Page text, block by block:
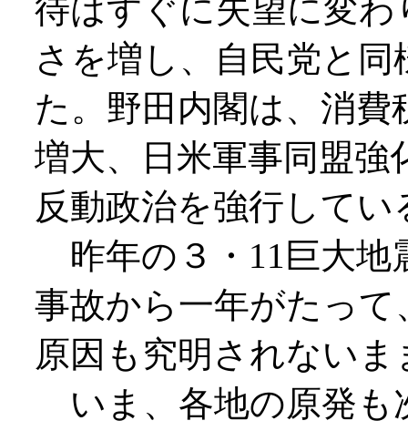
待はすぐに失望に変
さを増し、自民党と
た。野田内閣は、消
増大、日米軍事同盟強
反動政治を強行してい
昨年の３・11巨大地
事故から一年がたっ
原因も究明されない
いま、各地の原発も